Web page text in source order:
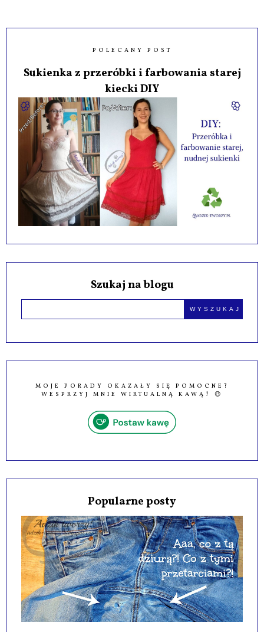
POLECANY POST
Sukienka z przeróbki i farbowania starej
kiecki DIY
Szukaj na blogu
MOJE PORADY OKAZAŁY SIĘ POMOCNE?
WESPRZYJ MNIE WIRTUALNĄ KAWĄ! 😉
Popularne posty